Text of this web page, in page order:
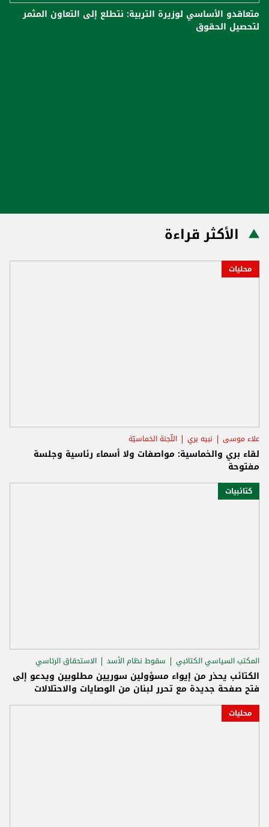
متعاقدو الأساسي لوزيرة التربية: نتطلع إلى التعاون المثمر
لتحصيل الحقوق
الأكثر قراءة
محليات
علاء موسى نبيه بري اللّجنة الخماسيّة
لقاء بري والخماسية: مواصفات ولا أسماء رئاسية وجلسة
مفتوحة
كتائبيات
المكتب السياسي الكتائبي سقوط نظام الأسد الاستحقاق الرئاسي
الكتائب يحذر من إيواء مسؤولين سوريين مطلوبين ويدعو إلى
فتح صفحة جديدة مع تحرر لبنان من الوصايات والاحتلالات
محليات